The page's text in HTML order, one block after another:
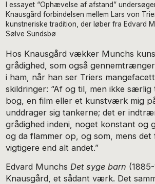
I essayet “Ophævelse af afstand”
Knausgård forbindelsen mellem Lars von
kunstneriske tradition, der løber fra Edvard
Sølve Sundsbø
Hos Knausgård vækker Munchs
grådighed, som også
i ham, når han ser Triers
skildringer: “Af og til, men ikke særlig
bog, en film eller et kunstværk mig
unddrager sig tankerne; det er
grådighed indeni, noget konstant og
og da flammer op, og som, mens det
vigtigere end alt andet.”
Edvard Munchs Det syge barn
Knausgård, et sådant værk. Det